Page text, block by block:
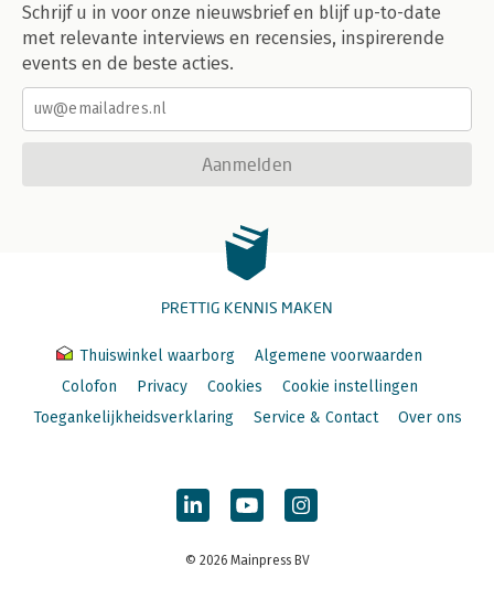
Schrijf u in voor onze nieuwsbrief en blijf up-to-date
met relevante interviews en recensies, inspirerende
events en de beste acties.
Aanmelden
PRETTIG KENNIS MAKEN
Thuiswinkel waarborg
Algemene voorwaarden
Colofon
Privacy Cookies
Cookie instellingen
Toegankelijkheidsverklaring
Service & Contact Over ons
© 2026 Mainpress BV